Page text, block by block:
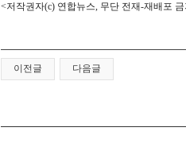
<저작권자(c) 연합뉴스, 무단 전재-재배포
이전글 다음글